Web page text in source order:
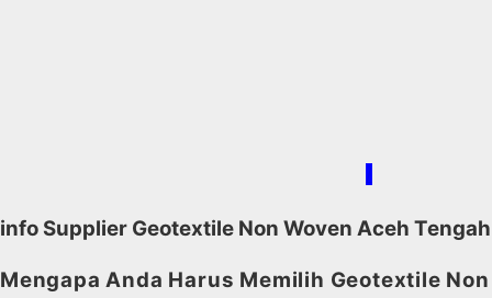
info Supplier Geotextile Non Woven Aceh Tengah
Mengapa Anda Harus Memilih Geotextile Non